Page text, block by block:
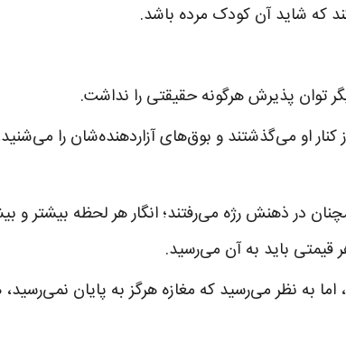
که شاید آن کودک مرده باشد.
توان پذیرش هرگونه حقیقتی را نداشت.
او می‌گذشتند و بوق‌های آزاردهنده‌شان را
در ذهنش رژه می‌رفتند؛ انگار هر لحظه بیشتر و
باید به آن می‌رسید.
به نظر می‌رسید که مغازه هرگز به پایان